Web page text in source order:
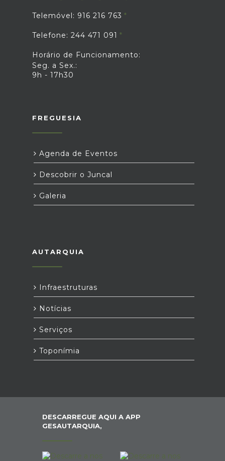
Telemóvel: 916 216 763
Telefone: 244 471 091
Horário de Funcionamento:
Seg. a Sex.:
9h - 17h30
FREGUESIA
Agenda de Eventos
Descobrir o Juncal
Galeria
AUTARQUIA
Infraestruturas
Notícias
Serviços
Toponímia
DESCARREGUE AQUI A APP
GESAUTARQUIA,